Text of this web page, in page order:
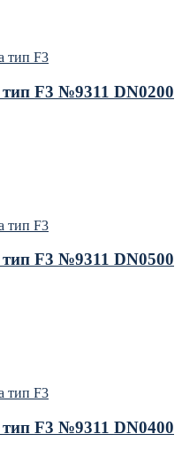
тип F3
F3 №9311 DN0200
тип F3
F3 №9311 DN0500
тип F3
F3 №9311 DN0400